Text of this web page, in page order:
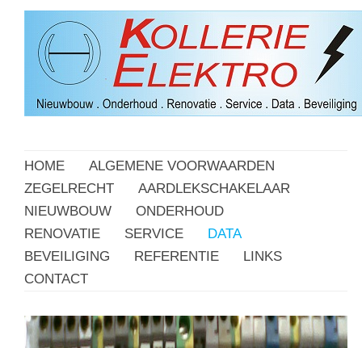
HOME
ALGEMENE VOORWAARDEN
ZEGELRECHT
AARDLEKSCHAKELAAR
NIEUWBOUW
ONDERHOUD
RENOVATIE
SERVICE
DATA
BEVEILIGING
REFERENTIE
LINKS
CONTACT